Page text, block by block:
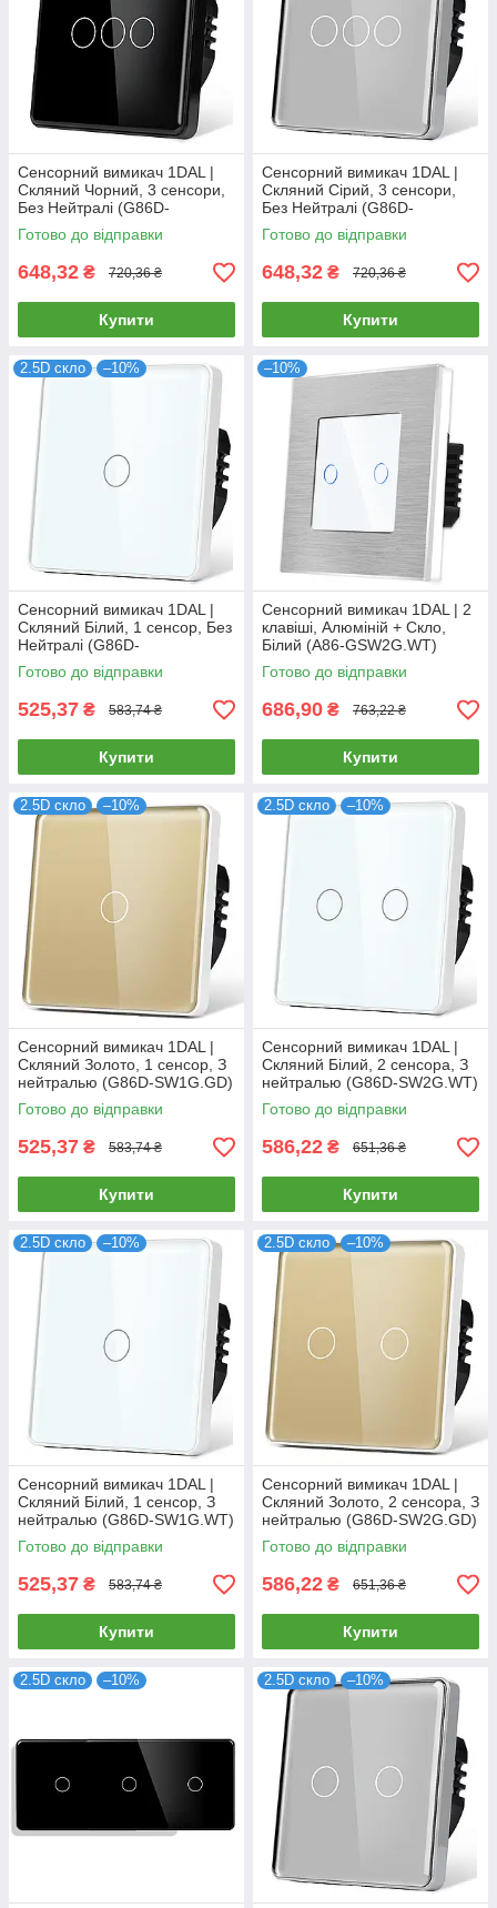
Сенсорний вимикач 1DAL |
Скляний Чорний, 3 сенсори,
Без Нейтралі (G86D-
SW3G.SL.BL)
Готово до відправки
648,32 ₴ 720,36 ₴
Купити
Сенсорний вимикач 1DAL |
Скляний Сірий, 3 сенсори,
Без Нейтралі (G86D-
SW3G.SL.GR)
Готово до відправки
648,32 ₴ 720,36 ₴
Купити
2.5D скло –10%
Сенсорний вимикач 1DAL |
Скляний Білий, 1 сенсор, Без
Нейтралі (G86D-
SW1G.SL.WT)
Готово до відправки
525,37 ₴ 583,74 ₴
Купити
–10%
Сенсорний вимикач 1DAL | 2
клавіші, Алюміній + Скло,
Білий (A86-GSW2G.WT)
Готово до відправки
686,90 ₴ 763,22 ₴
Купити
2.5D скло –10%
Сенсорний вимикач 1DAL |
Скляний Золото, 1 сенсор, З
нейтралью (G86D-SW1G.GD)
Готово до відправки
525,37 ₴ 583,74 ₴
Купити
2.5D скло –10%
Сенсорний вимикач 1DAL |
Скляний Білий, 2 сенсора, З
нейтралью (G86D-SW2G.WT)
Готово до відправки
586,22 ₴ 651,36 ₴
Купити
2.5D скло –10%
Сенсорний вимикач 1DAL |
Скляний Білий, 1 сенсор, З
нейтралью (G86D-SW1G.WT)
Готово до відправки
525,37 ₴ 583,74 ₴
Купити
2.5D скло –10%
Сенсорний вимикач 1DAL |
Скляний Золото, 2 сенсора, З
нейтралью (G86D-SW2G.GD)
Готово до відправки
586,22 ₴ 651,36 ₴
Купити
2.5D скло –10% 2.5D скло –10%